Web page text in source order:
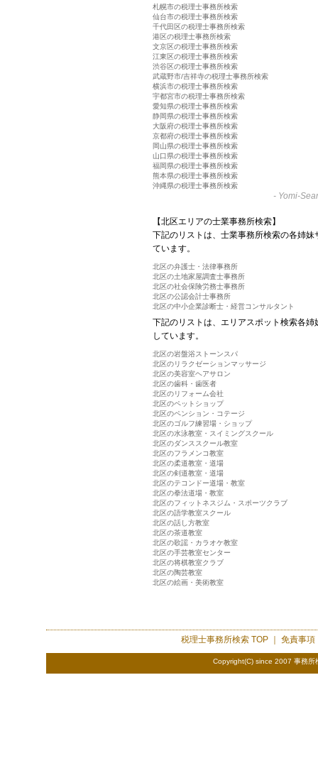
札幌市の税理士事務所検索
仙台市の税理士事務所検索
千代田区の税理士事務所検索
港区の税理士事務所検索
文京区の税理士事務所検索
江東区の税理士事務所検索
渋谷区の税理士事務所検索
武蔵野市/吉祥寺の税理士事務所検索
横浜市の税理士事務所検索
宇都宮市の税理士事務所検索
愛知県の税理士事務所検索
静岡県の税理士事務所検索
大阪府の税理士事務所検索
京都府の税理士事務所検索
岡山県の税理士事務所検索
山口県の税理士事務所検索
福岡県の税理士事務所検索
熊本県の税理士事務所検索
沖縄県の税理士事務所検索
- Yomi-
【北区エリアの士業事務所検索】
下記のリストは、士業事務所検索の各姉
ています。
北区の弁護士・法律事務所
北区の土地家屋調査士事務所
北区の社会保険労務士事務所
北区の公認会計士事務所
北区の中小企業診断士・経営コンサルタント
下記のリストは、エリアスポット検索各
しています。
北区の岩盤浴ストーンスパ
北区のリラクゼーションマッサージ
北区の美容室ヘアサロン
北区の歯科・歯医者
北区のリフォーム会社
北区のペットショップ
北区のペンション・コテージ
北区のゴルフ練習場・ショップ
北区の水泳教室・スイミングスクール
北区のダンススクール教室
北区のフラメンコ教室
北区の柔道教室・道場
北区の剣道教室・道場
北区のテコンドー道場・教室
北区の拳法道場・教室
北区のフィットネスジム・スポーツクラブ
北区の語学教室スクール
北区の話し方教室
北区の茶道教室
北区の歌謡・カラオケ教室
北区の手芸教室センター
北区の将棋教室クラブ
北区の陶芸教室
北区の絵画・美術教室
税理士事務所検索TOP ｜ 免責事項
Copyright(C) since 2007 事務所